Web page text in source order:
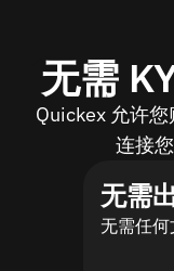
无需
Quickex 允许您
连接
无需
无需任何